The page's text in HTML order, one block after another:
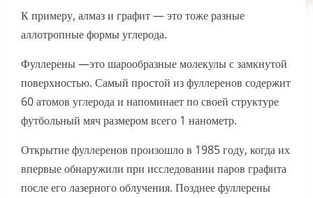
К примеру, алмаз и графит — это тоже разные
аллотропные формы углерода.
Фуллерены —это шарообразные молекулы с замкнутой
поверхностью. Самый простой из фуллеренов содержит
60 атомов углерода и напоминает по своей структуре
футбольный мяч размером всего 1 нанометр.
Открытие фуллеренов произошло в 1985 году, когда их
впервые обнаружили при исследовании паров графита
после его лазерного облучения. Позднее фуллерены